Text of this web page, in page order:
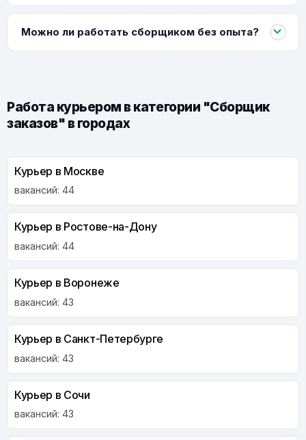
Можно ли работать сборщиком без опыта?
Работа курьером в категории "Сборщик
заказов" в городах
Курьер в Москве
вакансий: 44
Курьер в Ростове-на-Дону
вакансий: 44
Курьер в Воронеже
вакансий: 43
Курьер в Санкт-Петербурге
вакансий: 43
Курьер в Сочи
вакансий: 43